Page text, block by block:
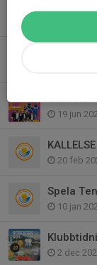
Senaste
19 jun
20 feb
Spela
10 jan
2 dec